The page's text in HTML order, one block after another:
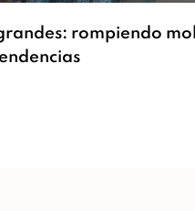
rompiendo